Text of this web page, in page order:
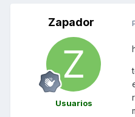
Zapador
Usuarios